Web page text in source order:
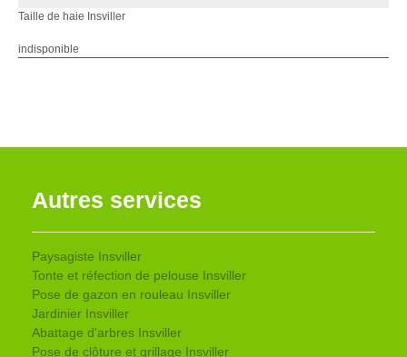
Taille de haie Insviller
indisponible
Autres services
Paysagiste Insviller
Tonte et réfection de pelouse Insviller
Pose de gazon en rouleau Insviller
Jardinier Insviller
Abattage d'arbres Insviller
Pose de clôture et grillage Insviller